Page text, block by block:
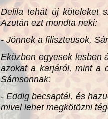
Delila tehát új köteleket
Azután ezt mondta neki:
- Jönnek a filiszteusok,
Eközben egyesek lesben
azokat a karjáról, mint a
Sámsonnak:
- Eddig becsaptál, és
mivel lehet megkötözni